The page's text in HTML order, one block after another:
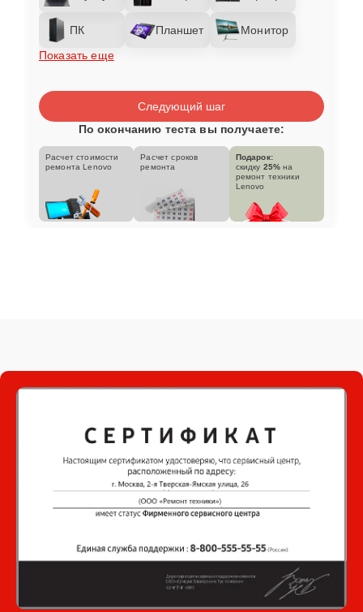
ПК Планшет
Монитор
Показать еще
Следующий шаг
По окончанию теста вы получаете:
Расчет стоимости
ремонта Lenovo
Расчет сроков
ремонта
Подарок:
скидку 25% на
ремонт техники
Lenovo